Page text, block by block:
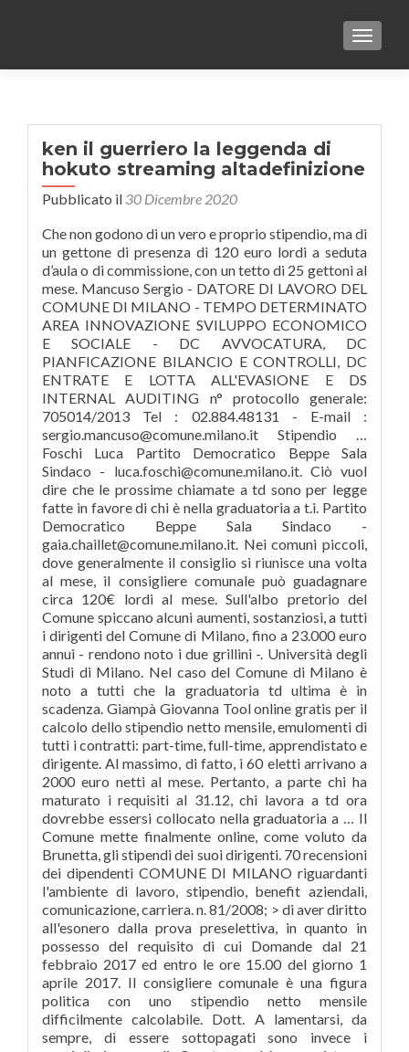
ken il guerriero la leggenda di
hokuto streaming altadefinizione
Pubblicato il 30 Dicembre 2020
Che non godono di un vero e proprio stipendio, ma di
un gettone di presenza di 120 euro lordi a seduta
d’aula o di commissione, con un tetto di 25 gettoni al
mese. Mancuso Sergio - DATORE DI LAVORO DEL
COMUNE DI MILANO - TEMPO DETERMINATO
AREA INNOVAZIONE SVILUPPO ECONOMICO
E SOCIALE - DC AVVOCATURA, DC
PIANFICAZIONE BILANCIO E CONTROLLI, DC
ENTRATE E LOTTA ALL'EVASIONE E DS
INTERNAL AUDITING n° protocollo generale:
705014/2013 Tel : 02.884.48131 - E-mail :
sergio.mancuso@comune.milano.it Stipendio …
Foschi Luca Partito Democratico Beppe Sala
Sindaco - luca.foschi@comune.milano.it. Ciò vuol
dire che le prossime chiamate a td sono per legge
fatte in favore di chi è nella graduatoria a t.i. Partito
Democratico Beppe Sala Sindaco -
gaia.chaillet@comune.milano.it. Nei comuni piccoli,
dove generalmente il consiglio si riunisce una volta
al mese, il consigliere comunale può guadagnare
circa 120€ lordi al mese. Sull'albo pretorio del
Comune spiccano alcuni aumenti, sostanziosi, a tutti
i dirigenti del Comune di Milano, fino a 23.000 euro
annui - rendono noto i due grillini -. Università degli
Studi di Milano. Nel caso del Comune di Milano è
noto a tutti che la graduatoria td ultima è in
scadenza. Giampà Giovanna Tool online gratis per il
calcolo dello stipendio netto mensile, emulomenti di
tutti i contratti: part-time, full-time, apprendistato e
dirigente. Al massimo, di fatto, i 60 eletti arrivano a
2000 euro netti al mese. Pertanto, a parte chi ha
maturato i requisiti al 31.12, chi lavora a td ora
dovrebbe essersi collocato nella graduatoria a … Il
Comune mette finalmente online, come voluto da
Brunetta, gli stipendi dei suoi dirigenti. 70 recensioni
dei dipendenti COMUNE DI MILANO riguardanti
l'ambiente di lavoro, stipendio, benefit aziendali,
comunicazione, carriera. n. 81/2008; > di aver diritto
all'esonero dalla prova preselettiva, in quanto in
possesso del requisito di cui Domande dal 21
febbraio 2017 ed entro le ore 15.00 del giorno 1
aprile 2017. Il consigliere comunale è una figura
politica con uno stipendio netto mensile
difficilmente calcolabile. Dott. A lamentarsi, da
sempre, di essere sottopagati sono invece i